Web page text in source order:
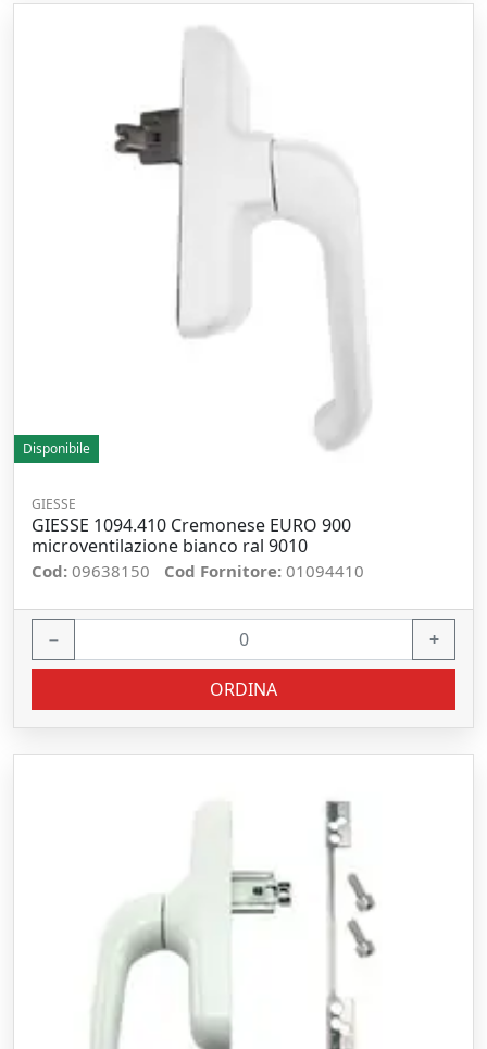
Disponibile
GIESSE
GIESSE 1094.410 Cremonese EURO 900
microventilazione bianco ral 9010
Cod: 09638150 Cod Fornitore: 01094410
− +
ORDINA